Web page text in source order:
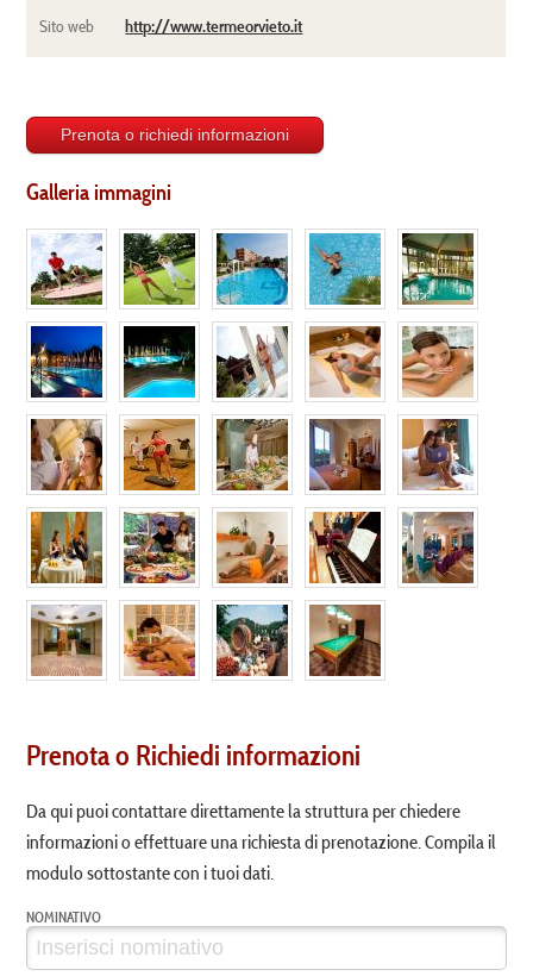
Sito web http://www.termeorvieto.it
Galleria immagini
Prenota o Richiedi informazioni
Da qui puoi contattare direttamente la struttura per chiedere
informazioni o effettuare una richiesta di prenotazione. Compila il
modulo sottostante con i tuoi dati.
NOMINATIVO